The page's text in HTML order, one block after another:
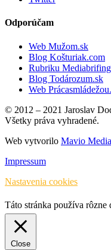
Odporúčam
Web Mužom.sk
Blog Košturiak.com
Rubriku
Blog Todározum.sk
Web
© 2012 – 2021 Jaroslav
Všetky práva vyhradené.
Web vytvorilo Mavio Media
Impressum
Nastavenia cookies
Táto stránka používa
Close